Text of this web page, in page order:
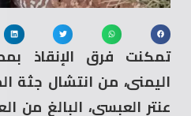
تمكنت فرق الإنقاذ
اليمنى، من انتشال جثة